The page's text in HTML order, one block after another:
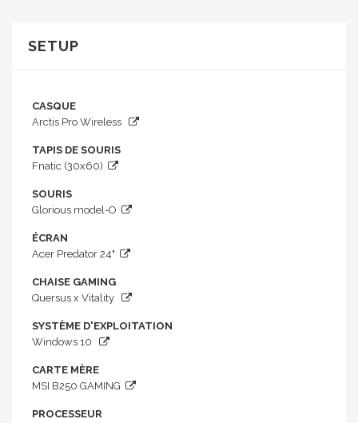
SETUP
CASQUE
Arctis Pro Wireless
TAPIS DE SOURIS
Fnatic (30x60)
SOURIS
Glorious model-O
ÉCRAN
Acer Predator 24"
CHAISE GAMING
Quersus x Vitality
SYSTÈME D'EXPLOITATION
Windows 10
CARTE MÈRE
MSI B250 GAMING
PROCESSEUR